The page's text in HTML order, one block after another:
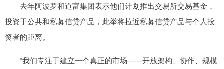
去年阿波罗和道富集团表示他们计划推出交易所交易基金，
投资于公共和私募信贷产品，此举将拉近私募信贷产品与个人投
资者的距离。
“我们专注于建立一个真正的市场——开放架构、协作、规模